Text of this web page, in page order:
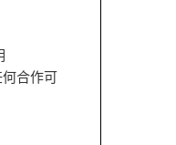
合作可